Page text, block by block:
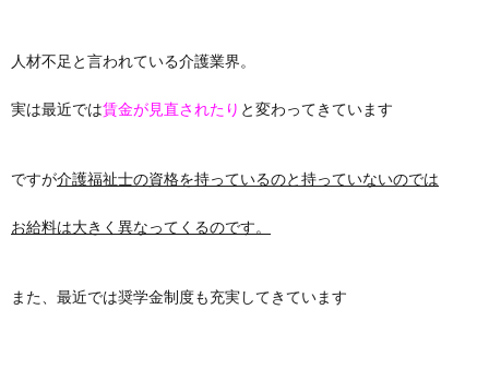
人材不足と言われている介護業界。
実は最近では賃金が見直されたり と変わってきています
ですが介護福祉士の資格を持っているのと持っていないのでは
お給料は大きく異なってくるのです。
また、最近では奨学金制度も充実してきています